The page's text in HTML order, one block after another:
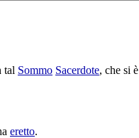
tal Sommo Sacerdote, che si è
eretto.